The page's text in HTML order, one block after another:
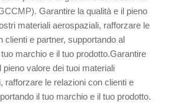
Garantire la qualità e il pieno
materiali aerospaziali, rafforzare le
clienti e partner, supportando al
marchio e il tuo prodotto.Garantire
pieno valore dei tuoi materiali
rafforzare le relazioni con clienti e
il tuo marchio e il tuo prodotto.